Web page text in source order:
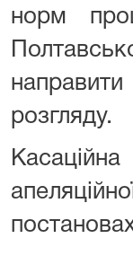
норм
розгляду.